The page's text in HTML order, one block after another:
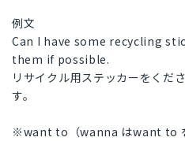
例文
Can I have some recycling
them if possible.
リサイクル用ステッカーをくだ
す。
※want to（wanna はwant to を